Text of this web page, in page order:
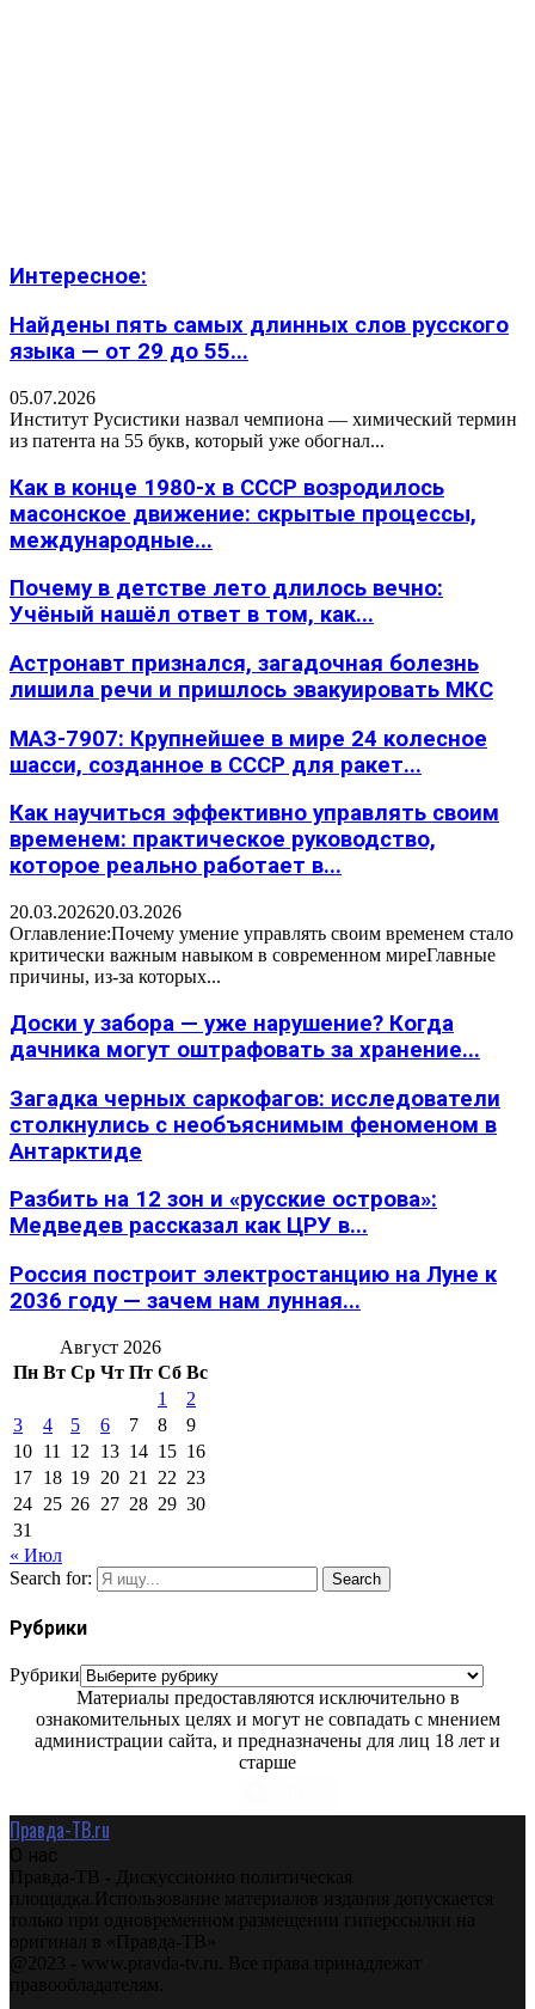
Интересное:
Найдены пять самых длинных слов русского
языка — от 29 до 55...
05.07.2026
Институт Русистики назвал чемпиона — химический термин
из патента на 55 букв, который уже обогнал...
Как в конце 1980-х в СССР возродилось
масонское движение: скрытые процессы,
международные...
Почему в детстве лето длилось вечно:
Учёный нашёл ответ в том, как...
Астронавт признался, загадочная болезнь
лишила речи и пришлось эвакуировать МКС
МАЗ-7907: Крупнейшее в мире 24 колесное
шасси, созданное в СССР для ракет...
Как научиться эффективно управлять своим
временем: практическое руководство,
которое реально работает в...
20.03.202620.03.2026
Оглавление:Почему умение управлять своим временем стало
критически важным навыком в современном миреГлавные
причины, из-за которых...
Доски у забора — уже нарушение? Когда
дачника могут оштрафовать за хранение...
Загадка черных саркофагов: исследователи
столкнулись с необъяснимым феноменом в
Антарктиде
Разбить на 12 зон и «русские острова»:
Медведев рассказал как ЦРУ в...
Россия построит электростанцию на Луне к
2036 году — зачем нам лунная...
Август 2026
Пн Вт Ср Чт Пт Сб Вс
1
2
3
4 5 6 7 8
9
10 11 12 13 14 15 16
17 18 19 20 21 22 23
24 25 26 27 28 29 30
31
« Июл
Search for:
Search
Рубрики
Рубрики
Материалы предоставляются исключительно в
ознакомительных целях и могут не совпадать с мнением
администрации сайта, и предназначены для лиц 18 лет и
старше
Правда-ТВ.ru
О нас
Правда-ТВ - Дискуссионно политическая
площадка.Использование материалов издания допускается
только при одновременном размещении гиперссылки на
оригинал в «Правда-ТВ»
@2023 - www.pravda-tv.ru. Все права принадлежат
правообладателям.